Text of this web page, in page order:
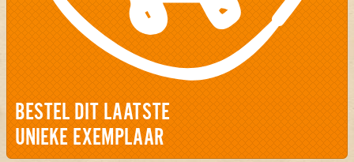
BESTEL DIT LAATSTE
UNIEKE EXEMPLAAR